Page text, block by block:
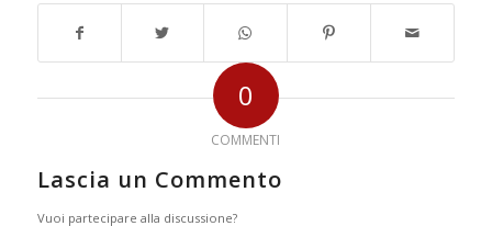
0
COMMENTI
Lascia un Commento
Vuoi partecipare alla discussione?